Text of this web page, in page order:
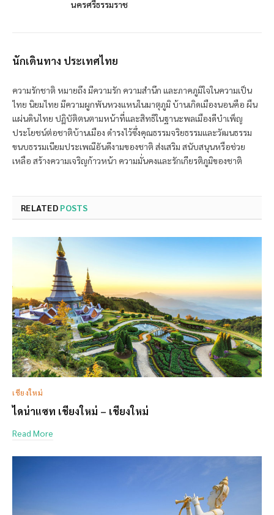
นครศรีธรรมราช
นักเดินทาง ประเทศไทย
ความรักชาติ หมายถึง มีความรัก ความสำนึก และภาคภูมิใจในความเป็น
ไทย นิยมไทย มีความผูกพันหวงแหนในมาตุภูมิ บ้านเกิดเมืองนอนคือ ผืน
แผ่นดินไทย ปฏิบัติตนตามหน้าที่และสิทธิในฐานะพลเมืองดีบำเพ็ญ
ประโยชน์ต่อชาติบ้านเมือง ดำรงไว้ซึ่งคุณธรรมจริยธรรมและวัฒนธรรม
ขนบธรรมเนียมประเพณีอันดีงามของชาติ ส่งเสริม สนับสนุนหรือช่วย
เหลือ สร้างความเจริญก้าวหน้า ความมั่นคงและรักเกียรติภูมิของชาติ
RELATED POSTS
เชียงใหม่
ไดน่าแซท เชียงใหม่ – เชียงใหม่
Read More